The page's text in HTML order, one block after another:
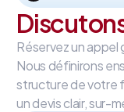
Réservez un appel
Nous définirons
structure de votre
un devis clair, sur-